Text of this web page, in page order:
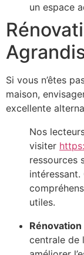
un espace
Si vous n’êtes
maison,
excellente
Nos
visiter
ressources
utiles.
centrale de